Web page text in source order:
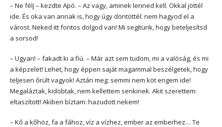
– Ne félj – kezdte Apó. – Az vagy, aminek lenned kell. Okkal jöttél
ide. És oka van annak is, hogy úgy döntöttél: nem hagyod el a
várost. Neked itt fontos dolgod van! Mi segítünk, hogy beteljesítsd
a sorsod!
– Ugyan! – fakadt ki a fiú. – Már azt sem tudom, mi a valóság, és mi
a képzelet! Lehet, hogy éppen saját magammal beszélgetek, hogy
teljesen őrült vagyok! Aztán meg: semmi nem köt engem ide!
Megaláztak, kidobtak, nem kellettem senkinek. Akit szerettem:
eltaszított! Akiben bíztam: hazudott nekem!
– Kő a kőhöz, fa a fához, víz a vízhez, ember az emberhez… Te